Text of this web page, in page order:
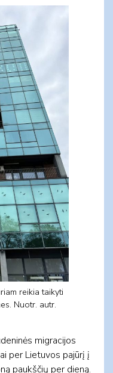
reikia taikyti
Nuotr. autr.
migracijos
per Lietuvos pajūrį į
paukščių per dieną.